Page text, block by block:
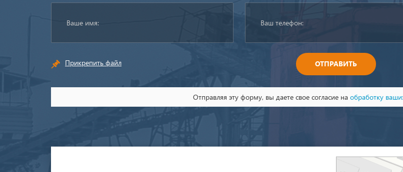
Прикрепить файл ОТПРАВИТЬ
Отправляя эту форму, вы даете свое согласие на обработку
Санкт‑Петербург
5-й Верхний переулок,